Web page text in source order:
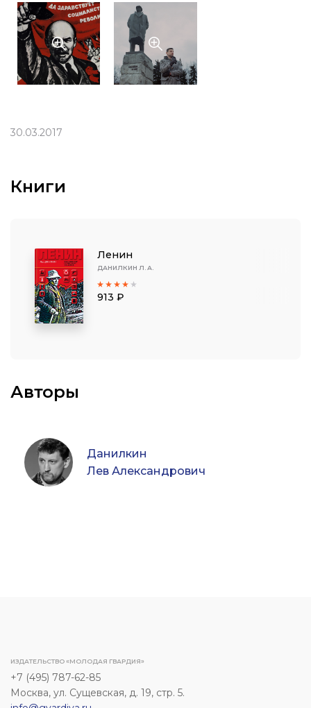
30.03.2017
Книги
Ленин
ДАНИЛКИН Л. А.
913 ₽
Авторы
Данилкин
Лев Александрович
ИЗДАТЕЛЬСТВО «МОЛОДАЯ ГВАРДИЯ»
+7 (495) 787-62-85
Москва, ул. Сущевская, д. 19, стр. 5.